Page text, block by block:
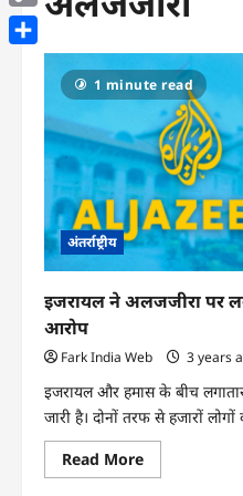
1 minute read
अंतर्राष्ट्रीय
इजरायल ने अलजजीरा पर
आरोप
Fark India Web 3 years
इजरायल और हमास के बीच
जारी है। दोनों तरफ से हजारों
Read MoreRead
more
Copy
Link
Share